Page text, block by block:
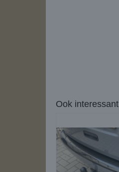
Ook interessant